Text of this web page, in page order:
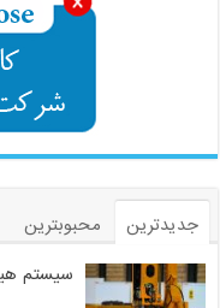
جدیدترین محبوبترین
سیستم